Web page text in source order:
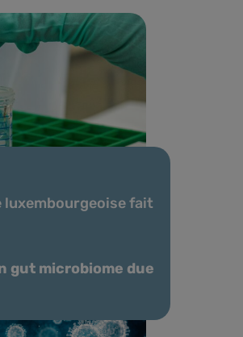
luxembourgeoise fait
gut microbiome due